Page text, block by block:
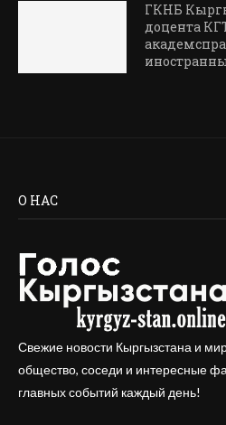
ГКНБ
доцента
О НАС
Свежие новости Кыргызстана и
общество, соседи и интересные
главных событий каждый день!